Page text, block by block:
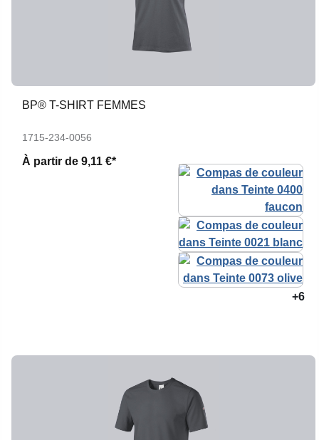
BP® T-SHIRT FEMMES
1715-234-0056
À partir de 9,11 €*
+6